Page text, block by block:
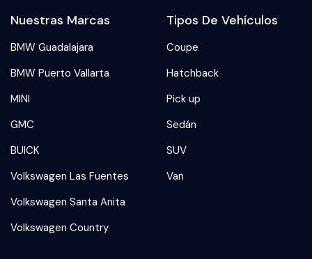
Nuestras Marcas
BMW Guadalajara
BMW Puerto Vallarta
MINI
GMC
BUICK
Volkswagen Las Fuentes
Volkswagen Santa Anita
Volkswagen Country
Tipos De Vehículos
Coupe
Hatchback
Pick up
Sedán
SUV
Van